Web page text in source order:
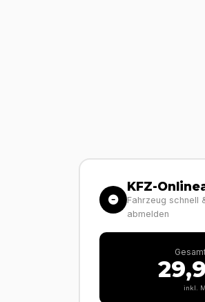
KFZ-
Fahrzeug schnell
abmelden
inkl.